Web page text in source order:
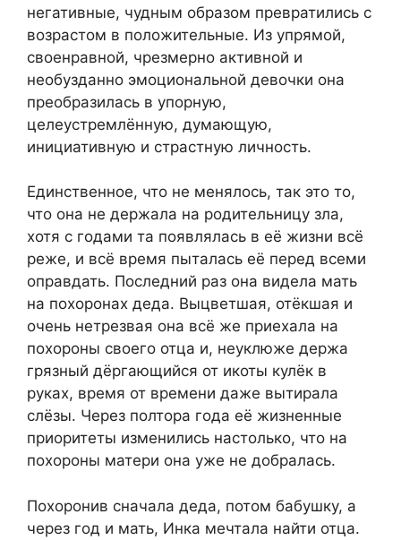
негативные, чудным образом превратились с
возрастом в положительные. Из упрямой,
своенравной, чрезмерно активной и
необузданно эмоциональной девочки она
преобразилась в упорную,
целеустремлённую, думающую,
инициативную и страстную личность.
Единственное, что не менялось, так это то,
что она не держала на родительницу зла,
хотя с годами та появлялась в её жизни всё
реже, и всё время пыталась её перед всеми
оправдать. Последний раз она видела мать
на похоронах деда. Выцветшая, отёкшая и
очень нетрезвая она всё же приехала на
похороны своего отца и, неуклюже держа
грязный дёргaющийся от икоты кулёк в
руках, время от времени даже вытирала
слёзы. Через полтора года её жизненные
приоритеты изменились настолько, что на
похороны матери она уже не добралась.
Похоронив сначала деда, потом бабушку, а
через год и мать, Инка мечтала найти отца.